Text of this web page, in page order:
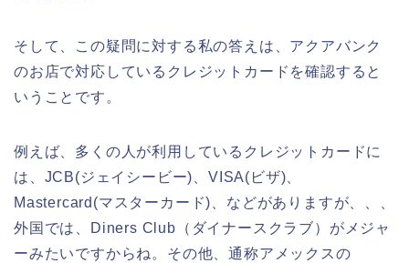
そして、この疑問に対する私の答えは、アクアバンク
のお店で対応しているクレジットカードを確認すると
いうことです。
例えば、多くの人が利用しているクレジットカードに
は、JCB(ジェイシービー)、VISA(ビザ)、
Mastercard(マスターカード)、などがありますが、、、
外国では、Diners Club（ダイナースクラブ）がメジャ
ーみたいですからね。その他、通称アメックスの